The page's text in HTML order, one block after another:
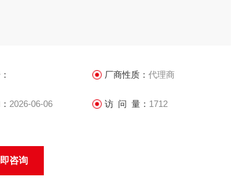
动停止工作,同时发出声光报警
厂商性质： 代理商
2026-06-06 访 问 量： 1712
咨询